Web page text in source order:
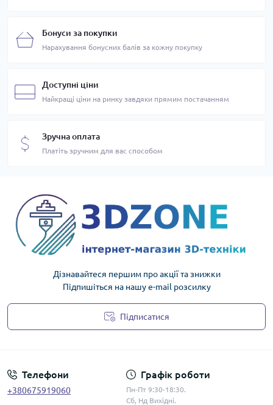
Бонуси за покупки
Нарахування бонусних балів за кожну покупку
Доступні ціни
Найкращі ціни на ринку завдяки прямим постачанням
Зручна оплата
Платіть зручним для вас способом
Дізнавайтеся першим про акції та знижки
Підпишіться на нашу e-mail розсилку
Підписатися
Телефони
+380675919060
Графік роботи
Пн-Пт 9:30-18:30.
Сб, Нд Вихідні.